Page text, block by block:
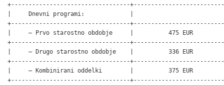
+----------------------------------
|     Dnevni programi:             |
+----------------------------------
|     – Prvo starostno obdobje     |          475 EUR
+----------------------------------
|     – Drugo starostno obdobje    |          336 EUR
+----------------------------------
|     – Kombinirani oddelki        |          375 EUR
+----------------------------------